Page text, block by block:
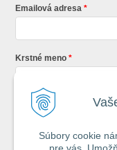
Súbory cookie
Emailová adresa
Krstné meno
Registráciou súhlasíte so